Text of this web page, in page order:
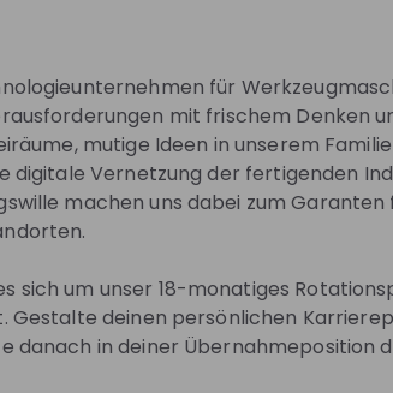
of our over 19,000
a type of company for us,
behavior at all levels. Our
and we can therefore
confidence and stability
to life, even
tools and lasers, we
to the next level,
für
mit frischem Denken
mutige Ideen in unserem
digitale Vernetzung der fertigenden
machen uns dabei zum
sich um unser 18-monatiges
Gestalte deinen persönlichen
danach in deiner Übernahmeposition